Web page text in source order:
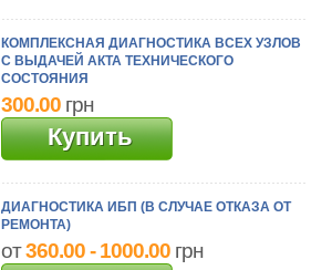
КОМПЛЕКСНАЯ ДИАГНОСТИКА ВСЕХ УЗЛОВ
С ВЫДАЧЕЙ АКТА ТЕХНИЧЕСКОГО
СОСТОЯНИЯ
300.00 грн
Купить
ДИАГНОСТИКА ИБП (В СЛУЧАЕ ОТКАЗА ОТ
РЕМОНТА)
от360.00 - 1000.00 грн